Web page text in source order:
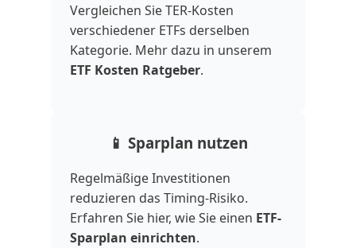
Vergleichen Sie TER-Kosten
verschiedener ETFs derselben
Kategorie. Mehr dazu in unserem
ETF Kosten Ratgeber.
📱 Sparplan nutzen
Regelmäßige Investitionen
reduzieren das Timing-Risiko.
Erfahren Sie hier, wie Sie einen ETF-
Sparplan einrichten.